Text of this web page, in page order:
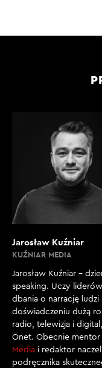
Jarosław Kuźniar
KUŹNIAR MEDIA
Jarosław Kuźniar –
speaking. Uczy
dbania o narrację
doświadczeniu dużą
radio, telewizja i
Onet. Obecnie mentor
Media i redaktor
podręcznika